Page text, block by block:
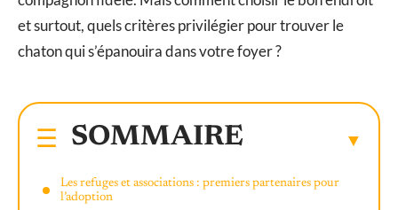
et surtout, quels critères privilégier pour trouver le
chaton qui s’épanouira dans votre foyer ?
SOMMAIRE
Les refuges et associations : premiers partenaires pour
l’adoption